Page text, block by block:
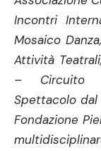
Incontri
Mosaico
Attività Teatrali,
– Circuito
Spettacolo dal
Fondazione